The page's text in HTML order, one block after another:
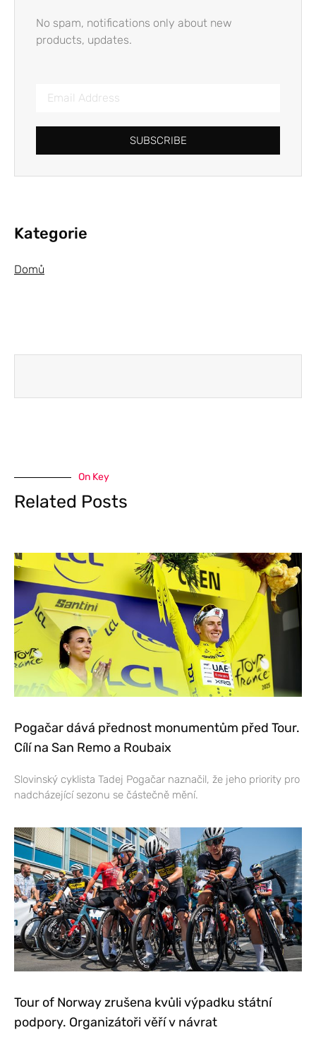
No spam, notifications only about new
products, updates.
SUBSCRIBE
Kategorie
Domů
On Key
Related Posts
Pogačar dává přednost monumentům před Tour.
Cílí na San Remo a Roubaix
Slovinský cyklista Tadej Pogačar naznačil, že jeho priority pro
nadcházející sezonu se částečně mění.
Tour of Norway zrušena kvůli výpadku státní
podpory. Organizátoři věří v návrat